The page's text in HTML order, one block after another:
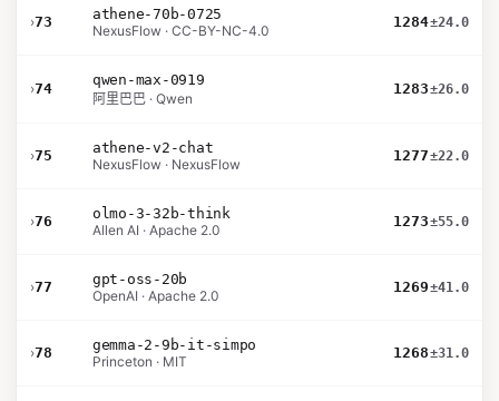
›73
athene-70b-0725
NexusFlow · CC-BY-NC-4.0
1284±24.0
›74
qwen-max-0919
阿里巴巴 · Qwen
1283±26.0
›75
athene-v2-chat
NexusFlow · NexusFlow
1277±22.0
›76
olmo-3-32b-think
Allen AI · Apache 2.0
1273±55.0
›77
gpt-oss-20b
OpenAI · Apache 2.0
1269±41.0
›78
gemma-2-9b-it-simpo
Princeton · MIT
1268±31.0